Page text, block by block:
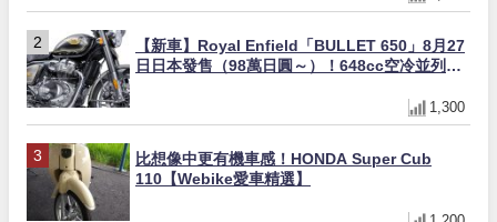
【新車】Royal Enfield「BULLET 650」8月27
日日本發售（98萬日圓～）！648cc空冷並列雙
1,300
比想像中更有機車感！HONDA Super Cub
110【Webike愛車精選】